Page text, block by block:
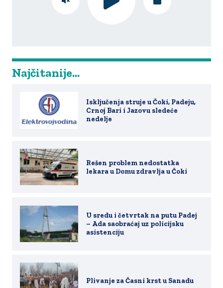
Najčitanije...
Isključenja struje u Čoki, Padeju,
Crnoj Bari i Jazovu sledeće
nedelje
Rešen problem nedostatka
lekara u Domu zdravlja u Čoki
U sredu i četvrtak na putu Padej
– Ada saobraćaj uz policijsku
asistenciju
Plivanje za Časni krst u Sanadu